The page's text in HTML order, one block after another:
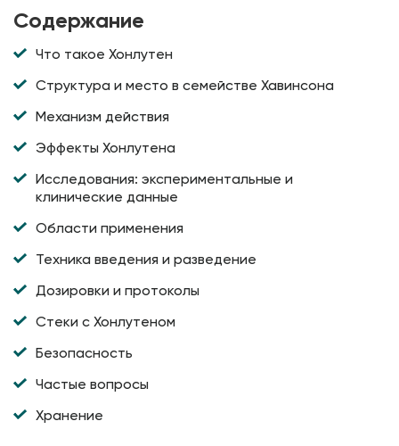
Содержание
Что такое Хонлутен
Структура и место в семействе Хавинсона
Механизм действия
Эффекты Хонлутена
Исследования: экспериментальные и
клинические данные
Области применения
Техника введения и разведение
Дозировки и протоколы
Стеки с Хонлутеном
Безопасность
Частые вопросы
Хранение